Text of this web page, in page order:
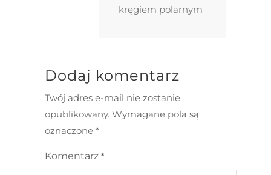
kręgiem polarnym
Dodaj komentarz
Twój adres e-mail nie zostanie
opublikowany. Wymagane pola są
oznaczone *
Komentarz *